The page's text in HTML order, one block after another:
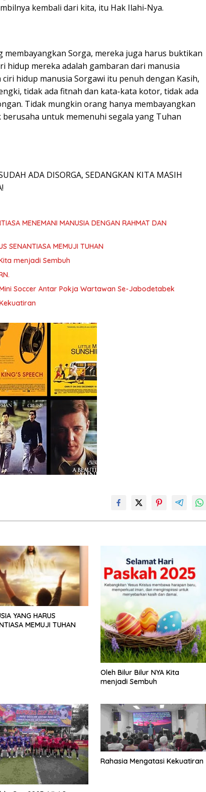
kembali dari kita, itu Hak Ilahi-Nya.
membayangkan Sorga, mereka juga harus buktikan
hidup mereka adalah gambaran dari manusia
ciri hidup manusia Sorgawi itu penuh dengan Kasih,
tidak ada fitnah dan kata-kata kotor, tidak ada
Tidak mungkin orang hanya membayangkan
berusaha untuk memenuhi segala yang Tuhan
ADA DISORGA, SEDANGKAN KITA MASIH
MENEMANI MANUSIA DENGAN RAHMAT DAN
SENANTIASA MEMUJI TUHAN
menjadi Sembuh
Soccer Antar Pokja Wartawan Se-Jabodetabek
YANG HARUS
MEMUJI TUHAN
Oleh Bilur Bilur NYA Kita
menjadi Sembuh
Rahasia Mengatasi Kekuatiran